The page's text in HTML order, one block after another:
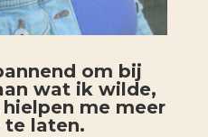
om bij
wat ik wilde,
me meer
te laten.